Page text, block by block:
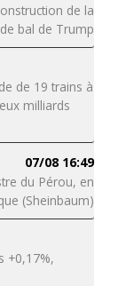
de la
bal de Trump
de 19 trains à
milliards
07/08 16:49
du Pérou, en
(Sheinbaum)
+0,17%,